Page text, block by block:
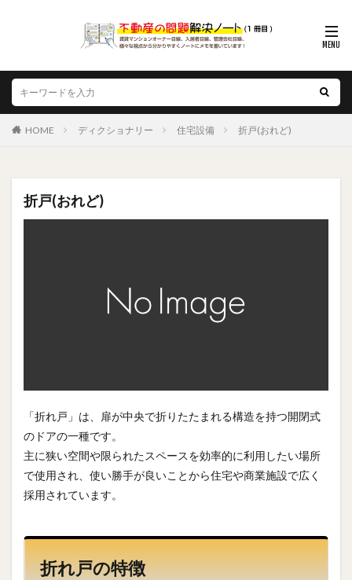
HOME ディクショナリー 住宅設備 折戸(おれど)
折戸(おれど)
「折れ戸」は、扉が中央で折りたたまれる構造を持つ開閉式
のドアの一種です。
主に狭い空間や限られたスペースを効率的に利用したい場所
で使用され、使い勝手が良いことから住宅や商業施設で広く
採用されています。
折れ戸の特徴